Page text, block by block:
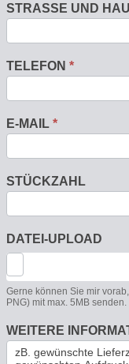
STRASSE UND
TELEFON *
E-MAIL *
STÜCKZAHL
DATEI-UPLOAD
Gerne können Sie mir
PNG) mit max. 5MB senden.
WEITERE